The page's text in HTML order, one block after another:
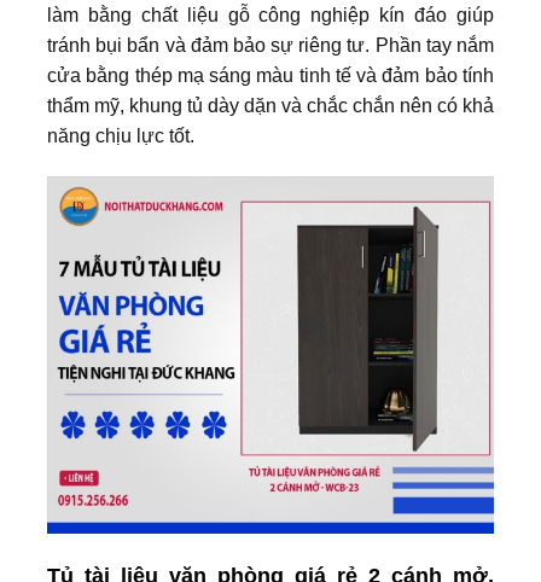
làm bằng chất liệu gỗ công nghiệp kín đáo giúp
tránh bụi bẩn và đảm bảo sự riêng tư. Phần tay nắm
cửa bằng thép mạ sáng màu tinh tế và đảm bảo tính
thẩm mỹ, khung tủ dày dặn và chắc chắn nên có khả
năng chịu lực tốt.
Tủ tài liệu văn phòng giá rẻ 2 cánh mở,